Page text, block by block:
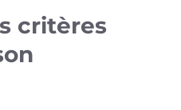
critères